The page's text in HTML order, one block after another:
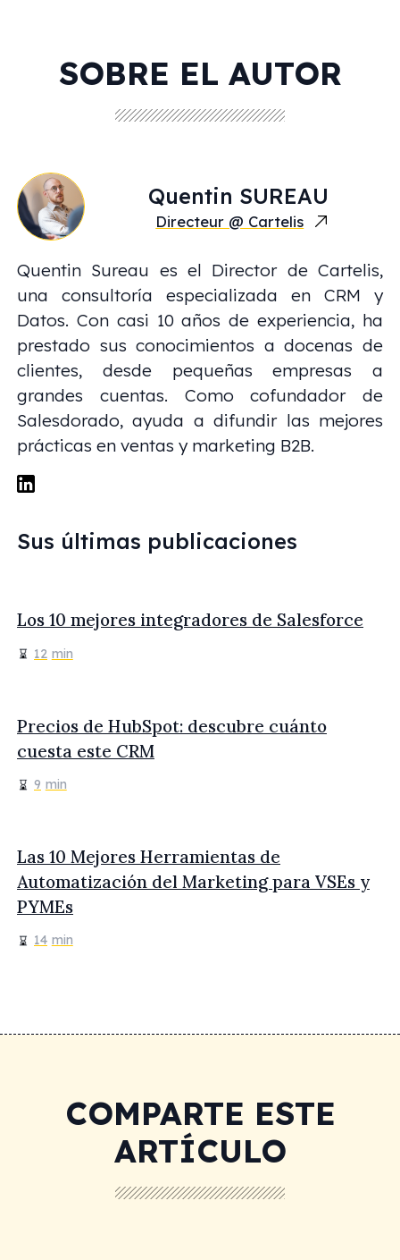
SOBRE EL AUTOR
Quentin SUREAU
Directeur @ Cartelis
Quentin Sureau es el Director de Cartelis,
una consultoría especializada en CRM y
Datos. Con casi 10 años de experiencia, ha
prestado sus conocimientos a docenas de
clientes, desde pequeñas empresas a
grandes cuentas. Como cofundador de
Salesdorado, ayuda a difundir las mejores
prácticas en ventas y marketing B2B.
Sus últimas publicaciones
Los 10 mejores integradores de Salesforce
12 min
Precios de HubSpot: descubre cuánto
cuesta este CRM
9 min
Las 10 Mejores Herramientas de
Automatización del Marketing para VSEs y
PYMEs
14 min
COMPARTE ESTE
ARTÍCULO